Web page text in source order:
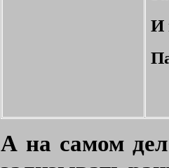
И
А на самом